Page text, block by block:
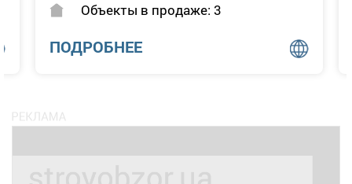
Объекты в продаже: 7
ПОДРОБНЕЕ